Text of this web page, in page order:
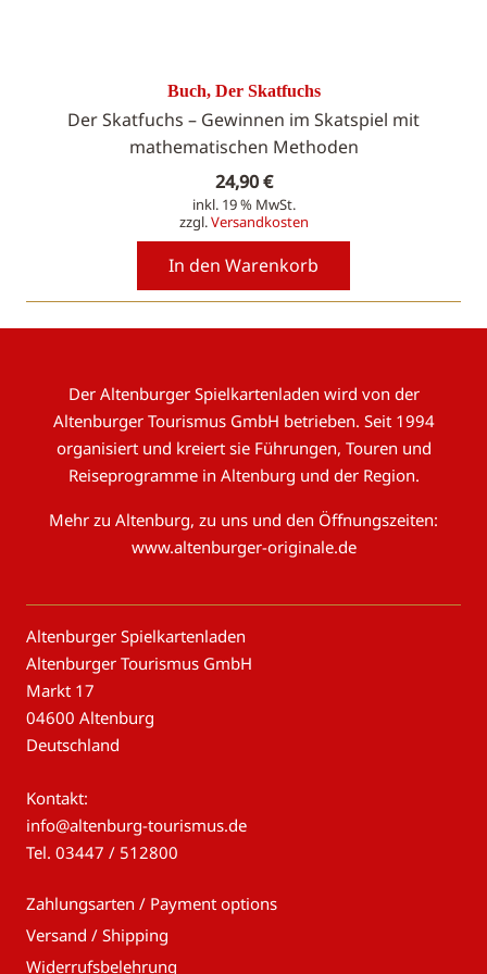
Buch, Der Skatfuchs
Der Skatfuchs – Gewinnen im Skatspiel mit
mathematischen Methoden
24,90€
inkl. 19 % MwSt.
zzgl.Versandkosten
In den Warenkorb
Der Altenburger Spielkartenladen wird von der
Altenburger Tourismus GmbH betrieben. Seit 1994
organisiert und kreiert sie Führungen, Touren und
Reiseprogramme in Altenburg und der Region.
Mehr zu Altenburg, zu uns und den Öffnungszeiten:
www.altenburger-originale.de
Altenburger Spielkartenladen
Altenburger Tourismus GmbH
Markt 17
04600 Altenburg
Deutschland
Kontakt:
info@altenburg-tourismus.de
Tel. 03447 / 512800
Zahlungsarten / Payment options
Versand / Shipping
Widerrufsbelehrung